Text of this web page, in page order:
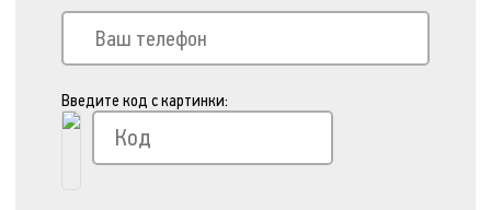
Введите код с картинки: